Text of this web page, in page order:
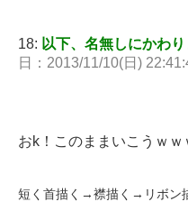
18: 以下、名無しにかわ
日：2013/11/10(日)
おk！このままいこうｗｗ
短く首描く→襟描く→リボ